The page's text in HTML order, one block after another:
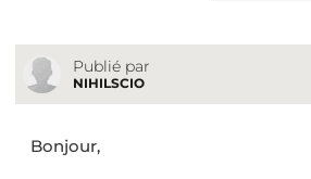
Publié par
NIHILSCIO
Bonjour,